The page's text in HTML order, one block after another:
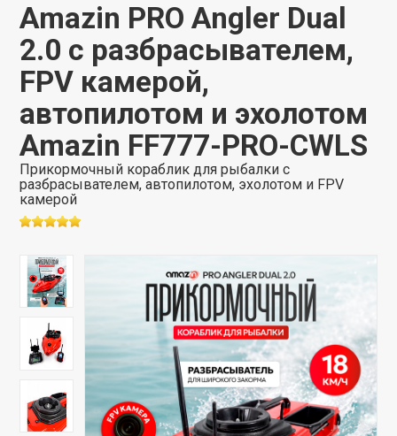
Amazin PRO Angler Dual
2.0 с разбрасывателем,
FPV камерой,
автопилотом и эхолотом
Amazin FF777-PRO-CWLS
Прикормочный кораблик для рыбалки с
разбрасывателем, автопилотом, эхолотом и FPV
камерой